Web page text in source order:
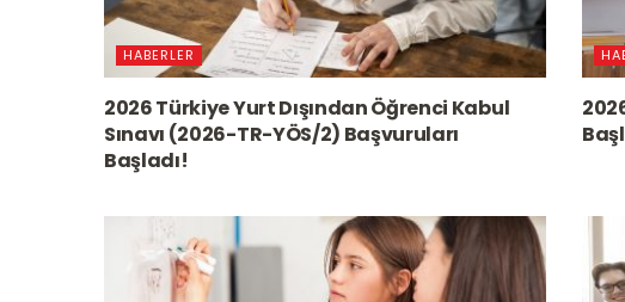
HABERLER
2026 Türkiye Yurt Dışından Öğrenci Kabul
Sınavı (2026-TR-YÖS/2) Başvuruları
Başladı!